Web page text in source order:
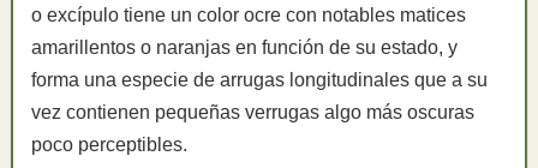
o excípulo tiene un color ocre con notables matices
amarillentos o naranjas en función de su estado, y
forma una especie de arrugas longitudinales que a su
vez contienen pequeñas verrugas algo más oscuras
poco perceptibles.